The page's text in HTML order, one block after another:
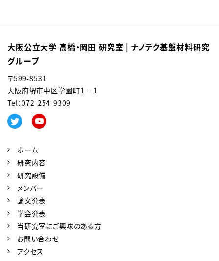
大阪公立大学 高橋・岡田 研究室 | ナノテク基盤材料研究
グループ
〒599-8531
大阪府堺市中区学園町１－１
Tel：072-254-9309
ホーム
研究内容
研究設備
メンバー
論文発表
学会発表
当研究室にご興味のある方
お問い合わせ
アクセス